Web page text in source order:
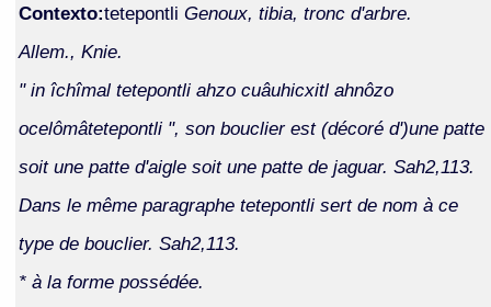
Contexto:tetepontli Genoux, tibia, tronc d'arbre.
Allem., Knie.
" in îchîmal tetepontli ahzo cuâuhicxitl ahnôzo
ocelômâtetepontli ", son bouclier est (décoré d')une patte
soit une patte d'aigle soit une patte de jaguar. Sah2,113.
Dans le même paragraphe tetepontli sert de nom à ce
type de bouclier. Sah2,113.
* à la forme possédée.